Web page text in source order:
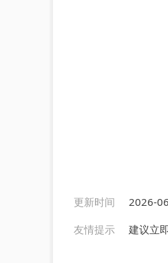
更新时间
2026-
友情提示
建议立